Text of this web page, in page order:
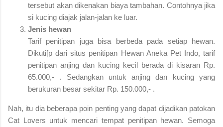
tersebut akan dikenakan biaya tambahan. Contohnya jika
si kucing diajak jalan-jalan ke luar.
Jenis hewan
Tarif penitipan juga bisa berbeda pada setiap hewan.
Dikuti[p dari situs penitipan Hewan Aneka Pet Indo, tarif
penitipan anjing dan kucing kecil berada di kisaran Rp.
65.000,- . Sedangkan untuk anjing dan kucing yang
berukuran besar sekitar Rp. 150.000,- .
Nah, itu dia beberapa poin penting yang dapat dijadikan patokan
Cat Lovers untuk mencari tempat penitipan hewan. Semoga